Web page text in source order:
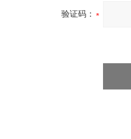
验证码：